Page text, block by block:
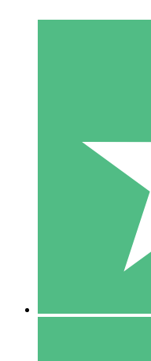
Paquetes de
Paga según el uso con